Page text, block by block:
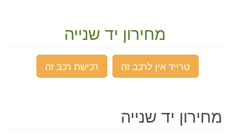
מחירון יד שנייה
טרייד אין לרכב זה רכישת רכב זה
מחירון יד שנייה